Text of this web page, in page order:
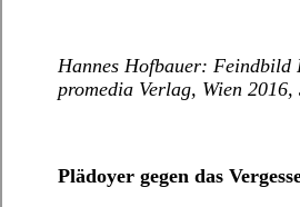
Hannes Hofbauer: Feindbild
promedia Verlag, Wien
Plädoyer gegen das